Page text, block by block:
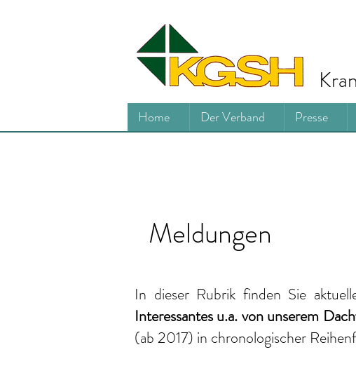
Home Der Verband Presse
In dieser Rubrik finden Sie
Interessantesu.a.von unserem
(ab 2017) in chronologischer
Meldungen